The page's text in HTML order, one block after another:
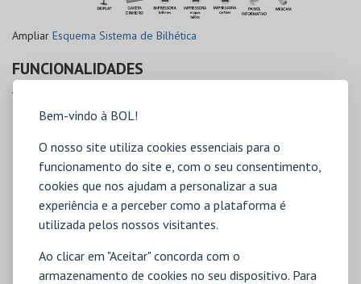
Bem-vindo à BOL!
O nosso site utiliza cookies essenciais para o
funcionamento do site e, com o seu consentimento,
cookies que nos ajudam a personalizar a sua
experiência e a perceber como a plataforma é
utilizada pelos nossos visitantes.
Ao clicar em "Aceitar" concorda com o
armazenamento de cookies no seu dispositivo. Para
Ampliar Esquema Sistema de Bilhética
FUNCIONALIDADES
A BOL incorpora centenas de funcionalidades das quais destacamos
Venda de Bilhetes
Emissão de Convites
Gestão de Clientes e Mailing
Gestão de Reservas
Promoções, Concursos
Realização de Inquéritos
Controlo de Acessos Digital (códigos de barras, RFID)